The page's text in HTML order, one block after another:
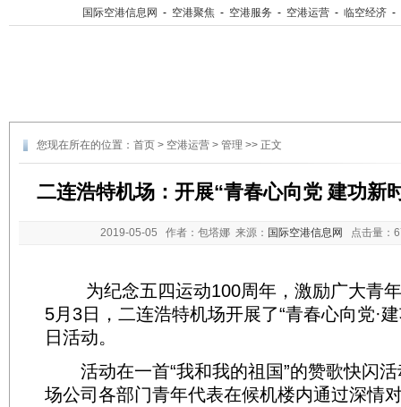
国际空港信息网 - 空港聚焦 - 空港服务 - 空港运营 - 临空经济 -
您现在所在的位置： 首页 > 空港运营 > 管理 >> 正文
二连浩特机场：开展“青春心向党 建功新
2019-05-05 作者：包塔娜 来源： 国际空港信息网 点击量：
为纪念五四运动100周年，激励广大青年
5月3日，二连浩特机场开展了“青春心向党·
日活动。
活动在一首“我和我的祖国”的赞歌快闪活
场公司各部门青年代表在候机楼内通过深情